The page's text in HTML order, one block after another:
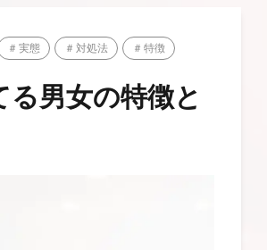
実態 対処法 特徴
男女の特徴と